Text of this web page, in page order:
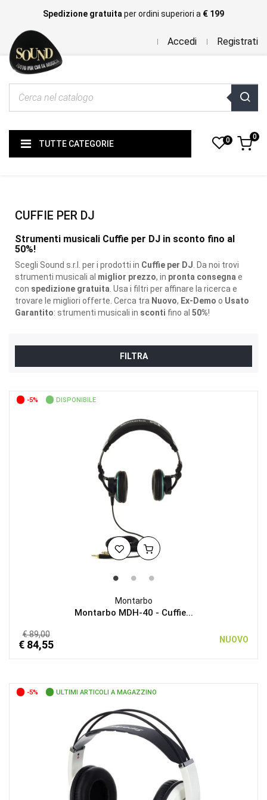
Spedizione gratuita per ordini superiori a € 199
Accedi Registrati
TUTTE CATEGORIE 0 0
CUFFIE PER DJ
Strumenti musicali Cuffie per DJ in sconto fino al
50%!
Scegli Sound s.r.l. per i prodotti in Cuffie per DJ . Da noi trovi
strumenti musicali al miglior prezzo, in pronta consegna e
con spedizione gratuita . Usa i filtri per affinare la ricerca e
trovare le migliori offerte. Cerca tra Nuovo, Ex-Demo o Usato
Garantito: strumenti musicali in sconti fino al 50%!
FILTRA
-5% DISPONIBILE
Montarbo
Montarbo MDH-40 - Cuffie...
€ 89,00
€ 84,55 NUOVO
-5% ULTIMI ARTICOLI A MAGAZZINO